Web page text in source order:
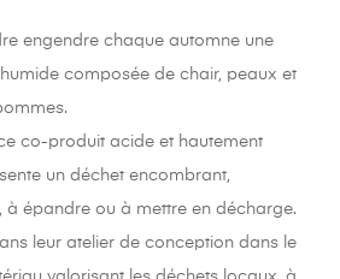
engendre chaque automne une
composée de chair, peaux et
co-produit acide et hautement
un déchet encombrant,
à épandre ou à mettre en décharge.
leur atelier de conception dans le